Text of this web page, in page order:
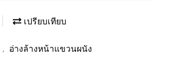
เปรียบเทียบ
, อ่างล้างหน้าแขวนผนัง